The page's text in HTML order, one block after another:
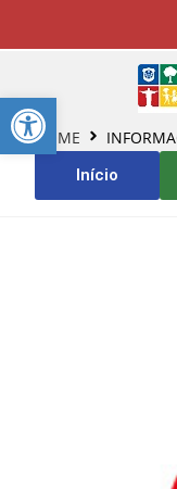
Barra de
HOME
Início